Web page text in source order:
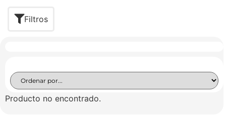
Filtros
Producto no encontrado.